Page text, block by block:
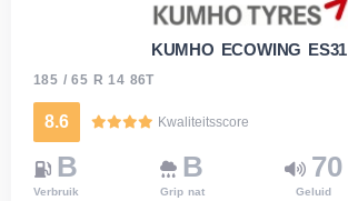
KUMHO ECOWING ES31
185 / 65 R 14 86T
8.6 Kwaliteitsscore
B
Verbruik
B
Grip nat
70
Geluid